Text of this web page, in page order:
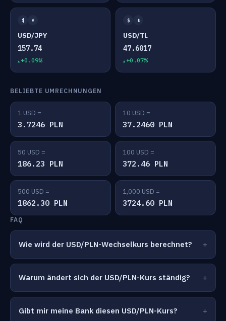
$ ¥
USD/JPY
157.74
+0.09%
$ ₺
USD/TL
47.6017
+0.07%
BELIEBTE UMRECHNUNGEN
1 USD =
3.7246 PLN
10 USD =
37.2460 PLN
50 USD =
186.23 PLN
100 USD =
372.46 PLN
500 USD =
1862.30 PLN
1,000 USD =
3724.60 PLN
FAQ
Wie wird der USD/PLN-Wechselkurs berechnet?
Warum ändert sich der USD/PLN-Kurs ständig?
Gibt mir meine Bank diesen USD/PLN-Kurs?